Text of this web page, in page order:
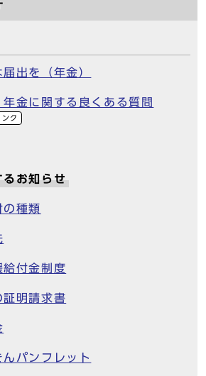
出を（年金）
金に関する良くある質問
ク
るお知らせ
の種類
給付金制度
証明請求書
パンフレット